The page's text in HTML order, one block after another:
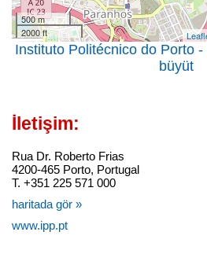
500 m
2000 ft
Instituto Politécnico do Porto -
büyüt
İletişim:
Rua Dr. Roberto Frias
4200-465 Porto, Portugal
T. +351 225 571 000
haritada gör »
www.ipp.pt